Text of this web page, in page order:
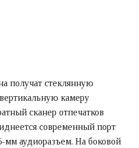
получат стеклянную
камеру
сканер отпечатков
современный порт
аудиоразъем. На боковой